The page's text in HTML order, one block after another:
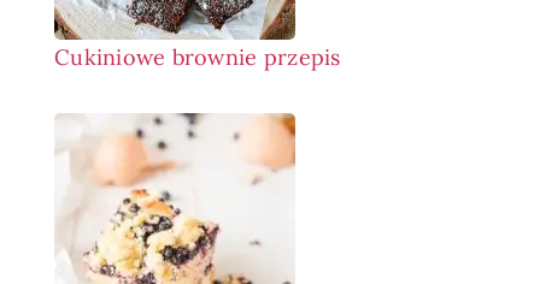
Cukiniowe brownie przepis